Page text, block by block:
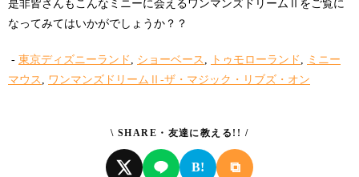
是非皆さんもこんなミニーに会えるワンマンズドリームⅡをご覧に
なってみてはいかがでしょうか？？
- 東京ディズニーランド , ショーベース , トゥモローランド , ミニー
マウス , ワンマンズドリームⅡ-ザ・マジック・リブズ・オン
\ SHARE・友達に教える!! /
B! ⧉